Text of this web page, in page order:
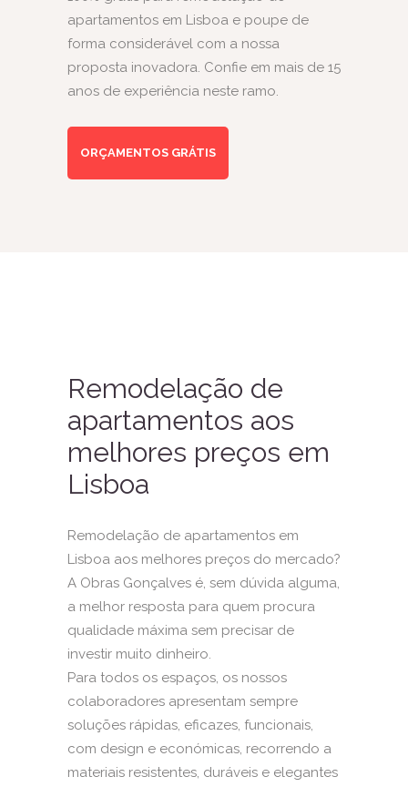
apartamentos em Lisboa e poupe de
forma considerável com a nossa
proposta inovadora. Confie em mais de 15
anos de experiência neste ramo.
ORÇAMENTOS GRÁTIS
Remodelação de
apartamentos aos
melhores preços em
Lisboa
Remodelação de apartamentos em
Lisboa aos melhores preços do mercado?
A Obras Gonçalves é, sem dúvida alguma,
a melhor resposta para quem procura
qualidade máxima sem precisar de
investir muito dinheiro.
Para todos os espaços, os nossos
colaboradores apresentam sempre
soluções rápidas, eficazes, funcionais,
com design e económicas, recorrendo a
materiais resistentes, duráveis e elegantes